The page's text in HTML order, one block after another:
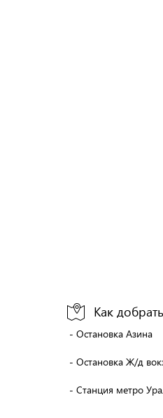
Как
- Остановка Азина
- Остановка Ж/д
- Станция метро